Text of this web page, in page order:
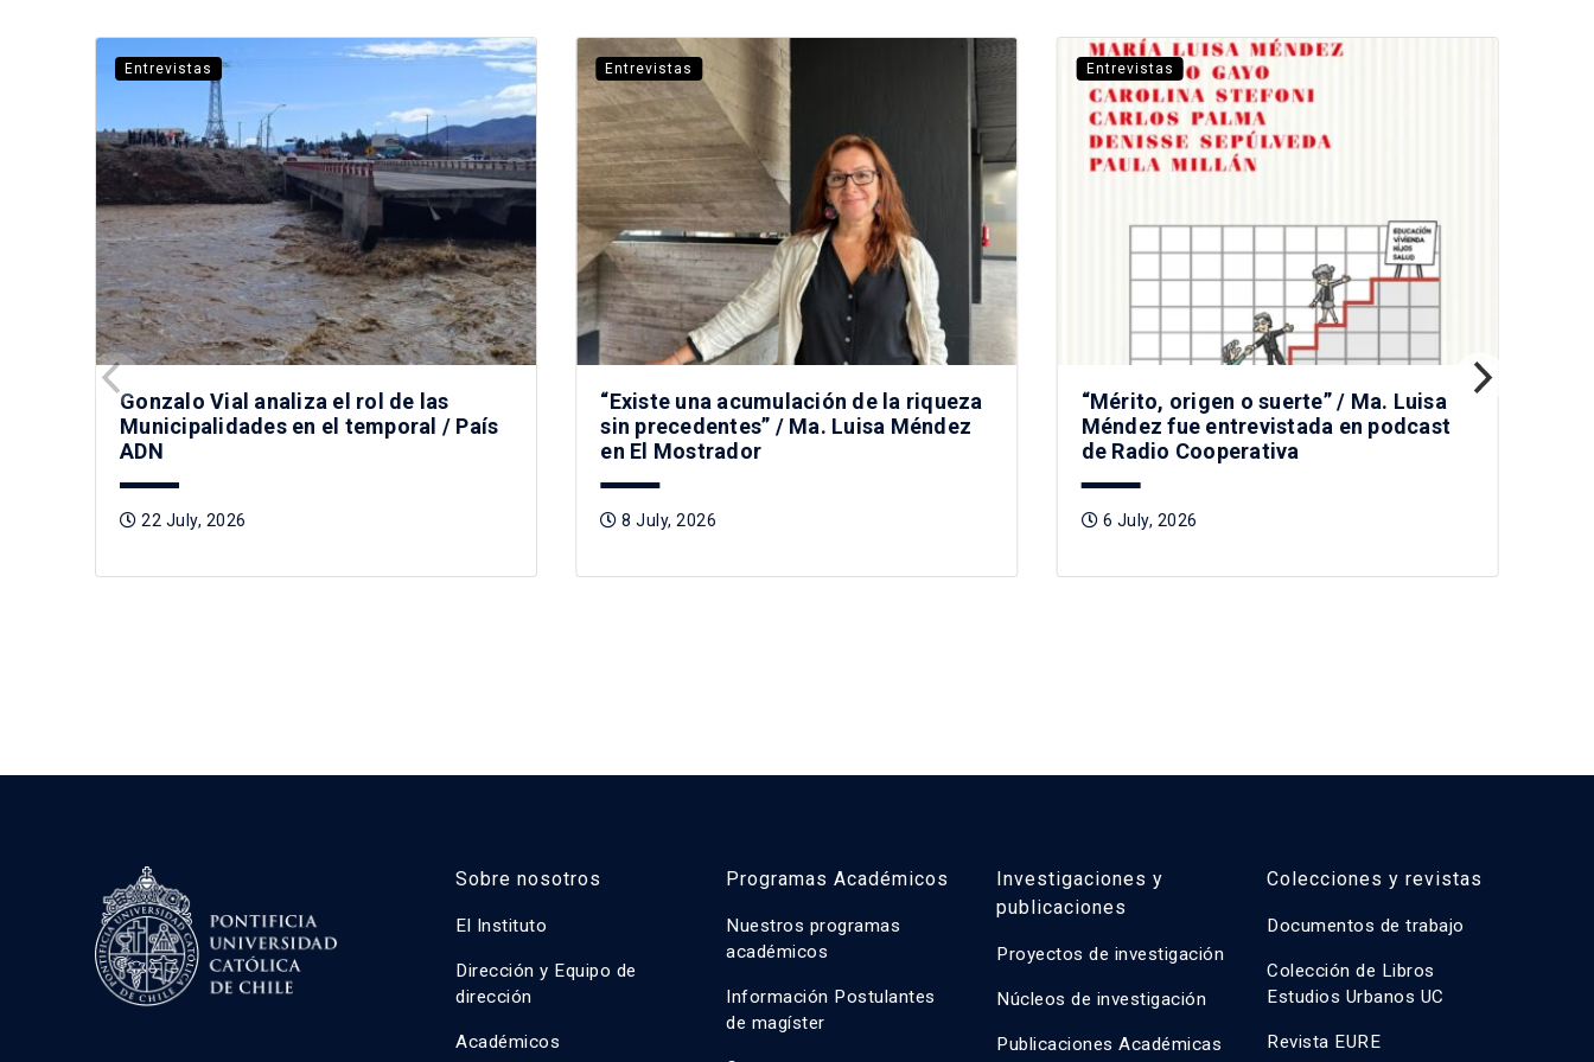
Entrevistas
Gonzalo Vial analiza el rol de las
Municipalidades en el temporal / País
ADN
22 July, 2026
Entrevistas
“Existe una acumulación de la riqueza
sin precedentes” / Ma. Luisa Méndez
en El Mostrador
8 July, 2026
Entrevistas
“Mérito, origen o suerte” / Ma. Luisa
Méndez fue entrevistada en podcast
de Radio Cooperativa
6 July, 2026
Sobre nosotros
El Instituto
Dirección y Equipo de
dirección
Académicos
Programas Académicos
Nuestros programas
académicos
Información Postulantes
de magíster
Investigaciones y
publicaciones
Proyectos de investigación
Núcleos de investigación
Publicaciones Académicas
Colecciones y revistas
Documentos de trabajo
Colección de Libros
Estudios Urbanos UC
Revista EURE